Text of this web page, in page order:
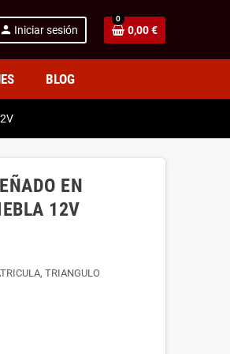
person Iniciar sesión
0
0,00 €
BLOG
EN
12V
TRIANGULO